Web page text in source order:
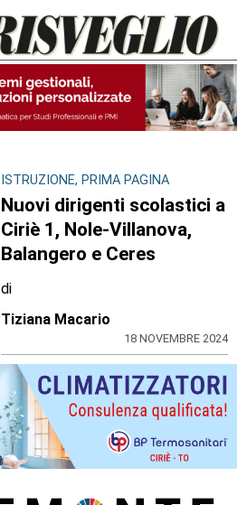
ISTRUZIONE, PRIMA PAGINA
Nuovi dirigenti scolastici a
Ciriè 1, Nole-Villanova,
Balangero e Ceres
di
Tiziana Macario
18 NOVEMBRE 2024